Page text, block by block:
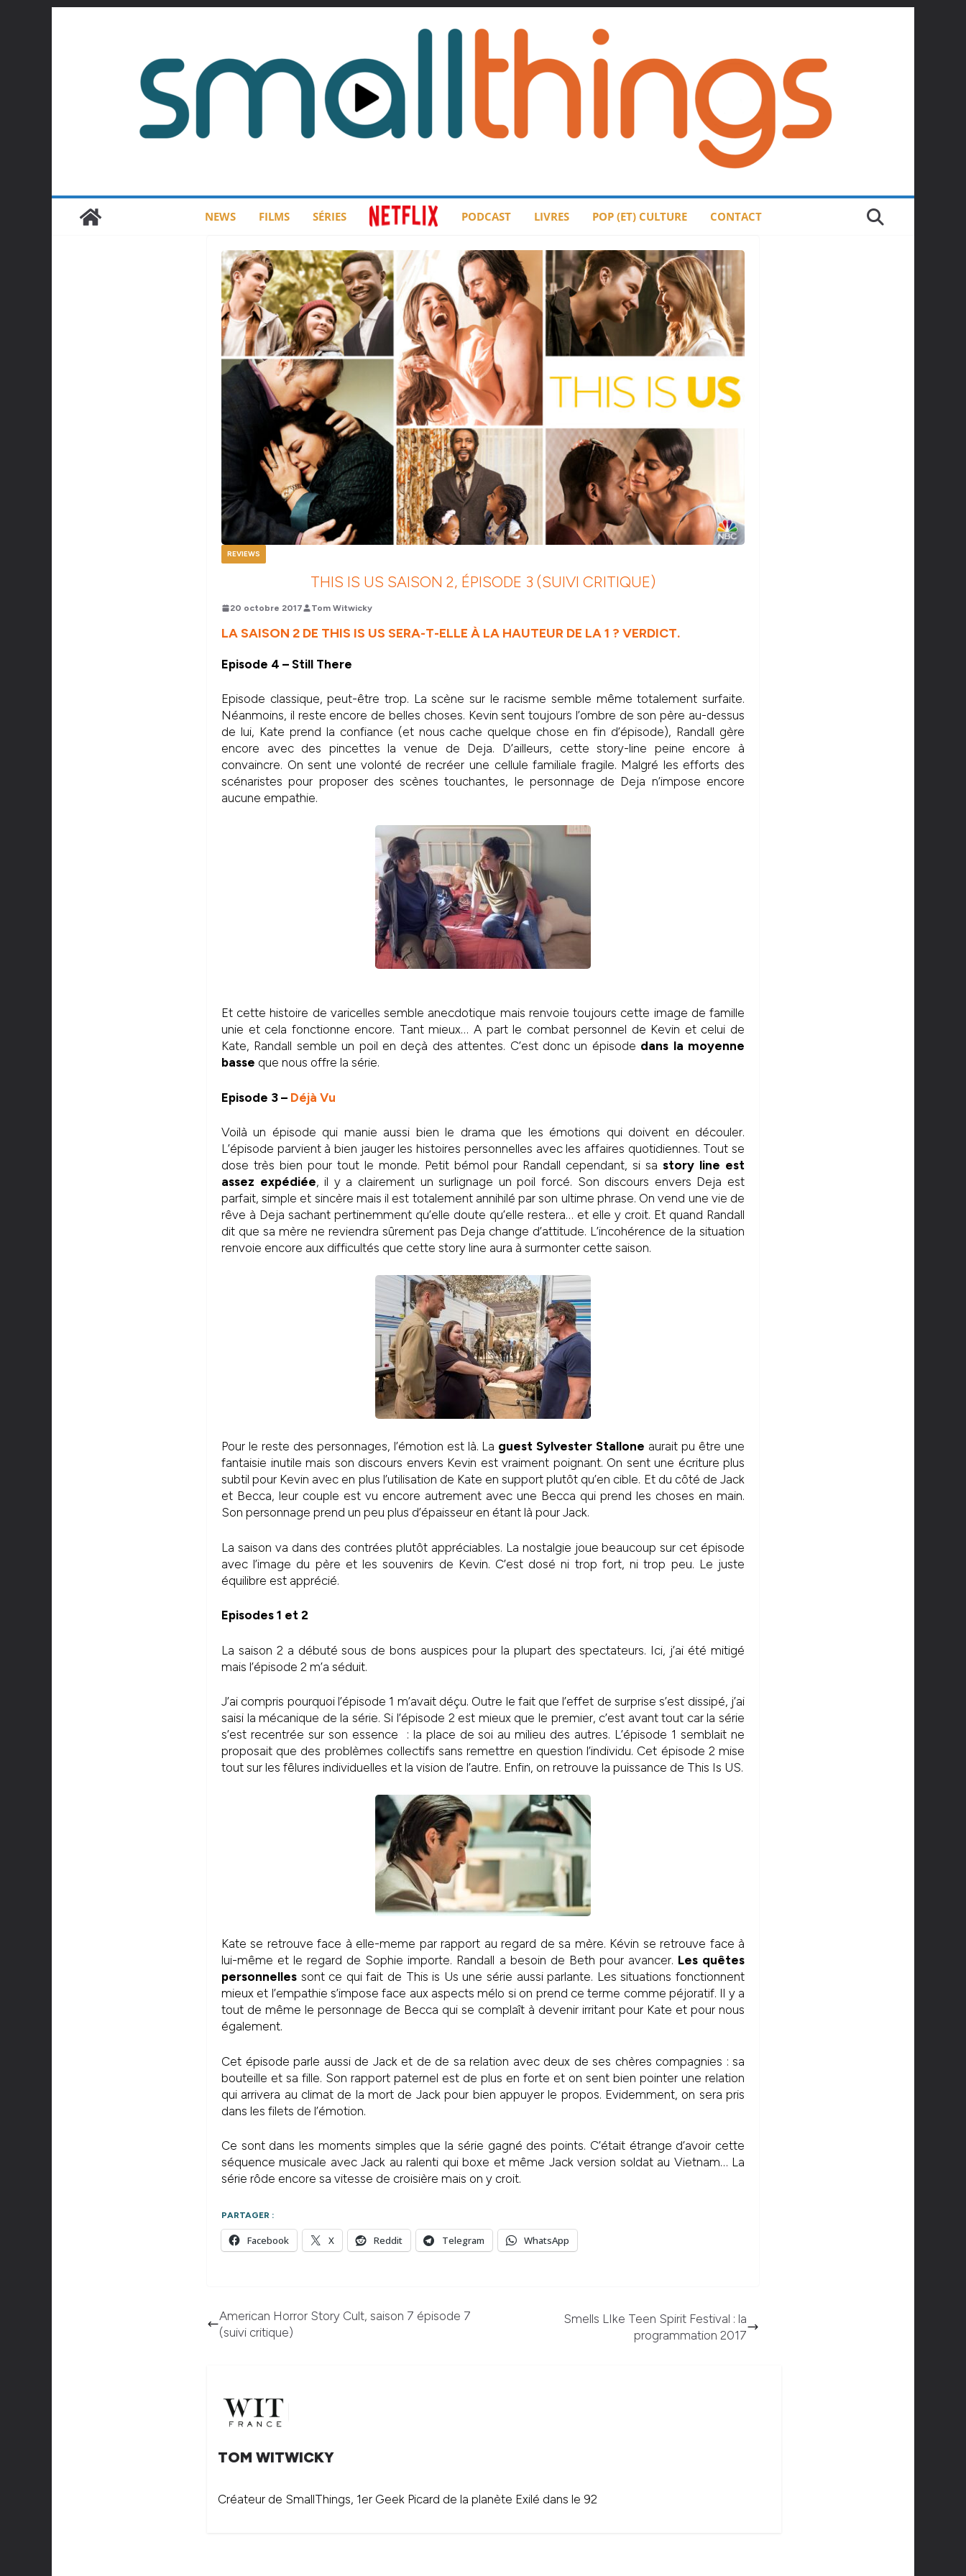
NEWS FILMS SÉRIES PODCAST LIVRES POP (ET) CULTURE CONTACT
REVIEWS
THIS IS US SAISON 2, ÉPISODE 3 (SUIVI CRITIQUE)
20 octobre 2017 Tom Witwicky
LA SAISON 2 DE THIS IS US SERA-T-ELLE À LA HAUTEUR DE LA 1 ? VERDICT.
Episode 4 – Still There
Episode classique, peut-être trop. La scène sur le racisme semble même totalement surfaite.
Néanmoins, il reste encore de belles choses. Kevin sent toujours l’ombre de son père au-dessus
de lui, Kate prend la confiance (et nous cache quelque chose en fin d’épisode), Randall gère
encore avec des pincettes la venue de Deja. D’ailleurs, cette story-line peine encore à
convaincre. On sent une volonté de recréer une cellule familiale fragile. Malgré les efforts des
scénaristes pour proposer des scènes touchantes, le personnage de Deja n’impose encore
aucune empathie.
Et cette histoire de varicelles semble anecdotique mais renvoie toujours cette image de famille
unie et cela fonctionne encore. Tant mieux… A part le combat personnel de Kevin et celui de
Kate, Randall semble un poil en deçà des attentes. C’est donc un épisode dans la moyenne
basse que nous offre la série.
Episode 3 – Déjà Vu
Voilà un épisode qui manie aussi bien le drama que les émotions qui doivent en découler.
L’épisode parvient à bien jauger les histoires personnelles avec les affaires quotidiennes. Tout se
dose très bien pour tout le monde. Petit bémol pour Randall cependant, si sastory line est
assez expédiée, il y a clairement un surlignage un poil forcé. Son discours envers Deja est
parfait, simple et sincère mais il est totalement annihilé par son ultime phrase. On vend une vie de
rêve à Deja sachant pertinemment qu’elle doute qu’elle restera… et elle y croit. Et quand Randall
dit que sa mère ne reviendra sûrement pas Deja change d’attitude. L’incohérence de la situation
renvoie encore aux difficultés que cette story line aura à surmonter cette saison.
Pour le reste des personnages, l’émotion est là. La guest Sylvester Stallone aurait pu être une
fantaisie inutile mais son discours envers Kevin est vraiment poignant. On sent une écriture plus
subtil pour Kevin avec en plus l’utilisation de Kate en support plutôt qu’en cible. Et du côté de Jack
et Becca, leur couple est vu encore autrement avec une Becca qui prend les choses en main.
Son personnage prend un peu plus d’épaisseur en étant là pour Jack.
La saison va dans des contrées plutôt appréciables. La nostalgie joue beaucoup sur cet épisode
avec l’image du père et les souvenirs de Kevin. C’est dosé ni trop fort, ni trop peu. Le juste
équilibre est apprécié.
Episodes 1 et 2
La saison 2 a débuté sous de bons auspices pour la plupart des spectateurs. Ici, j’ai été mitigé
mais l’épisode 2 m’a séduit.
J’ai compris pourquoi l’épisode 1 m’avait déçu. Outre le fait que l’effet de surprise s’est dissipé, j’ai
saisi la mécanique de la série. Si l’épisode 2 est mieux que le premier, c’est avant tout car la série
s’est recentrée sur son essence : la place de soi au milieu des autres. L’épisode 1 semblait ne
proposait que des problèmes collectifs sans remettre en question l’individu. Cet épisode 2 mise
tout sur les fêlures individuelles et la vision de l’autre. Enfin, on retrouve la puissance de This Is US.
Kate se retrouve face à elle-meme par rapport au regard de sa mère. Kévin se retrouve face à
lui-même et le regard de Sophie importe. Randall a besoin de Beth pour avancer. Les quêtes
personnelles sont ce qui fait de This is Us une série aussi parlante. Les situations fonctionnent
mieux et l’empathie s’impose face aux aspects mélo si on prend ce terme comme péjoratif. Il y a
tout de même le personnage de Becca qui se complaît à devenir irritant pour Kate et pour nous
également.
Cet épisode parle aussi de Jack et de de sa relation avec deux de ses chères compagnies : sa
bouteille et sa fille. Son rapport paternel est de plus en forte et on sent bien pointer une relation
qui arrivera au climat de la mort de Jack pour bien appuyer le propos. Evidemment, on sera pris
dans les filets de l’émotion.
Ce sont dans les moments simples que la série gagné des points. C’était étrange d’avoir cette
séquence musicale avec Jack au ralenti qui boxe et même Jack version soldat au Vietnam… La
série rôde encore sa vitesse de croisière mais on y croit.
PARTAGER :
Facebook X Reddit Telegram WhatsApp
American Horror Story Cult, saison 7 épisode 7
(suivi critique)
Smells LIke Teen Spirit Festival : la
programmation 2017
TOM WITWICKY
Créateur de SmallThings, 1er Geek Picard de la planète Exilé dans le 92